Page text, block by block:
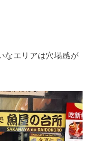
なエリアは穴場感が